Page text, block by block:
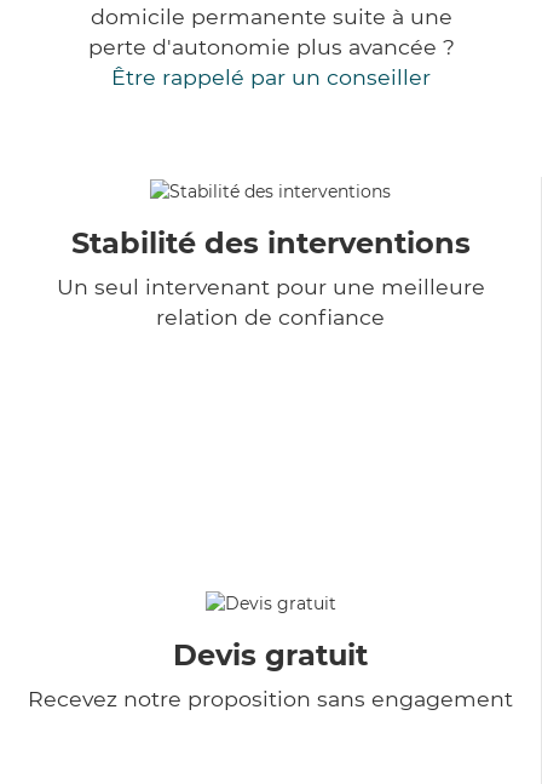
domicile permanente suite à une
perte d'autonomie plus avancée ?
Être rappelé par un conseiller
Stabilité des interventions
Un seul intervenant pour une meilleure
relation de confiance
Devis gratuit
Recevez notre proposition sans engagement